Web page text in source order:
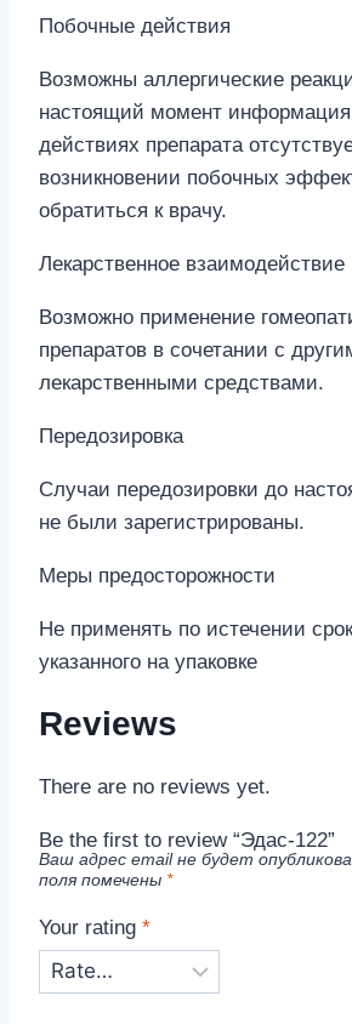
Побочные действия
Возможны аллергические
настоящий момент
действиях препарата
возникновении побочных
обратиться к врачу.
Лекарственное взаимодействие
Возможно применение
препаратов в сочетании с
лекарственными средствами.
Передозировка
Случаи передозировки до
не были зарегистрированы.
Меры предосторожности
Не применять по истечении
указанного на упаковке
Reviews
There are no reviews yet.
Be the first to review “Эдас-122”
Ваш адрес email не будет
поля помечены *
Your rating *